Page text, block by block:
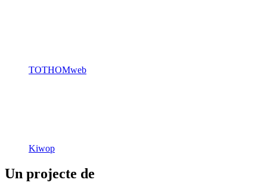
TOTHOMweb
Kiwop
Un projecte de